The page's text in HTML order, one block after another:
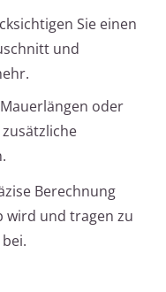
Sie einen
und
oder
Berechnung
wird und tragen zu